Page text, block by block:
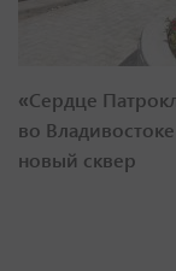
«Сердце
во
новый сквер